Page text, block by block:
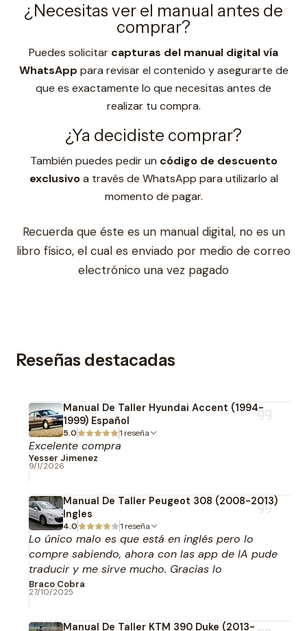
¿Necesitas ver el manual antes de
comprar?
Puedes solicitar capturas del manual digital vía
WhatsApp para revisar el contenido y asegurarte de
que es exactamente lo que necesitas antes de
realizar tu compra.
¿Ya decidiste comprar?
También puedes pedir un código de descuento
exclusivoa través de WhatsApp para utilizarlo al
momento de pagar.
Recuerda que éste es un manual digital, no es un
libro físico, el cual es enviado por medio de correo
electrónico una vez pagado
Reseñas destacadas
Manual De Taller Hyundai Accent (1994-
1999) Español
5.0 1 reseña
Excelente compra
Yesser Jimenez
9/1/2026
Manual De Taller Peugeot 308 (2008-2013)
Ingles
4.0 1 reseña
Lo único malo es que está en inglés pero lo
compre sabiendo, ahora con las app de IA pude
traducir y me sirve mucho. Gracias lo
recomiendo.
Braco Cobra
27/10/2025
Manual De Taller KTM 390 Duke (2013-